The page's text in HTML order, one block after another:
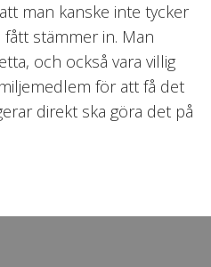
man kanske inte tycker
stämmer in. Man
och också vara villig
för att få det
direkt ska göra det på